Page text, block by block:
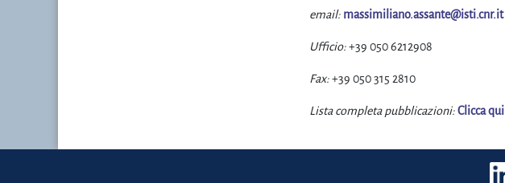
email: massimiliano.assante@isti.cnr.it
Ufficio:+39 050 6212908
Fax:+39 050 315 2810
Lista completa pubblicazioni:Clicca qui